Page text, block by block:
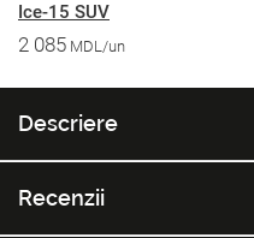
Ice-15 SUV
2 085 MDL/un
Descriere
Recenzii